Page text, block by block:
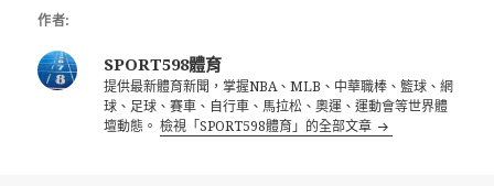
作者:
SPORT598體育
提供最新體育新聞，掌握NBA、MLB、中華職棒、籃球、網
球、足球、賽車、自行車、馬拉松、奧運、運動會等世界體
壇動態。檢視「SPORT598體育」的全部文章